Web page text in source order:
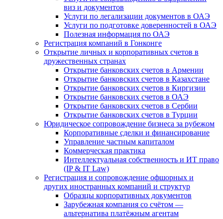
виз и документов
Услуги по легализации документов в ОАЭ
Услуги по подготовке доверенностей в ОАЭ
Полезная информация по ОАЭ
Регистрация компаний в Гонконге
Открытие личных и корпоративных счетов в
дружественных странах
Открытие банковских счетов в Армении
Открытие банковских счетов в Казахстане
Открытие банковских счетов в Киргизии
Открытие банковских счетов в ОАЭ
Открытие банковских счетов в Сербии
Открытие банковских счетов в Турции
Юридическое сопровождение бизнеса за рубежом
Корпоративные сделки и финансирование
Управление частным капиталом
Коммерческая практика
Интеллектуальная собственность и ИТ право
(IP & IT Law)
Регистрация и сопровождение офшорных и
других иностранных компаний и структур
Образцы корпоративных документов
Зарубежная компания со счётом —
альтернатива платёжным агентам